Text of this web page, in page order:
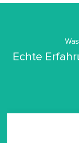
Echte